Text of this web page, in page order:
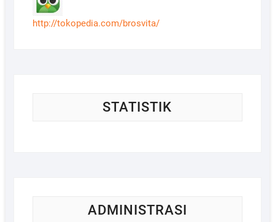
http://tokopedia.com/brosvita/
STATISTIK
ADMINISTRASI